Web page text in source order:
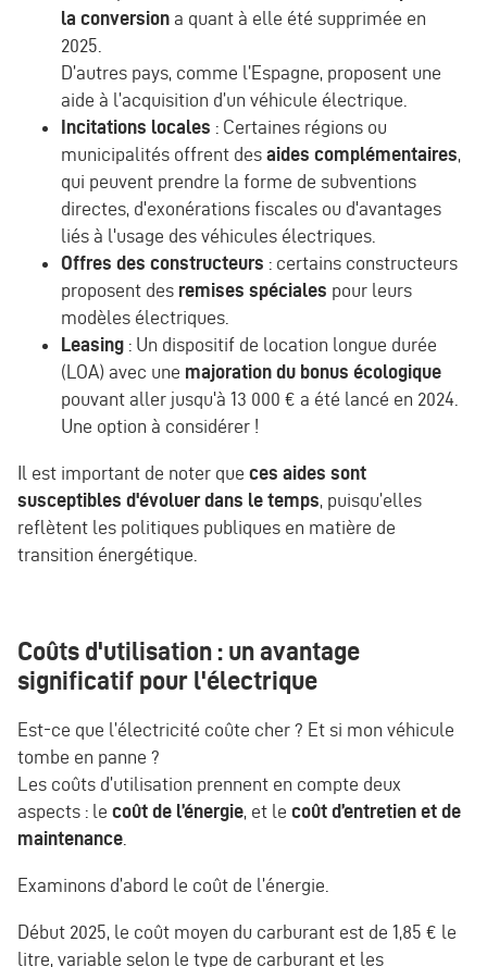
la conversion a quant à elle été supprimée en
2025.
D’autres pays, comme l’Espagne, proposent une
aide à l’acquisition d’un véhicule électrique.
Incitations locales : Certaines régions ou
municipalités offrent des aides complémentaires,
qui peuvent prendre la forme de subventions
directes, d'exonérations fiscales ou d'avantages
liés à l'usage des véhicules électriques.
Offres des constructeurs : certains constructeurs
proposent des remises spéciales pour leurs
modèles électriques.
Leasing : Un dispositif de location longue durée
(LOA) avec une majoration du bonus écologique
pouvant aller jusqu'à 13 000 € a été lancé en 2024.
Une option à considérer !
Il est important de noter que ces aides sont
susceptibles d'évoluer dans le temps, puisqu’elles
reflètent les politiques publiques en matière de
transition énergétique.
Coûts d'utilisation : un avantage
significatif pour l'électrique
Est-ce que l’électricité coûte cher ? Et si mon véhicule
tombe en panne ?
Les coûts d’utilisation prennent en compte deux
aspects : le coût de l’énergie, et le coût d’entretien et de
maintenance
Examinons d’abord le coût de l’énergie.
Début 2025, le coût moyen du carburant est de 1,85 € le
litre, variable selon le type de carburant et les